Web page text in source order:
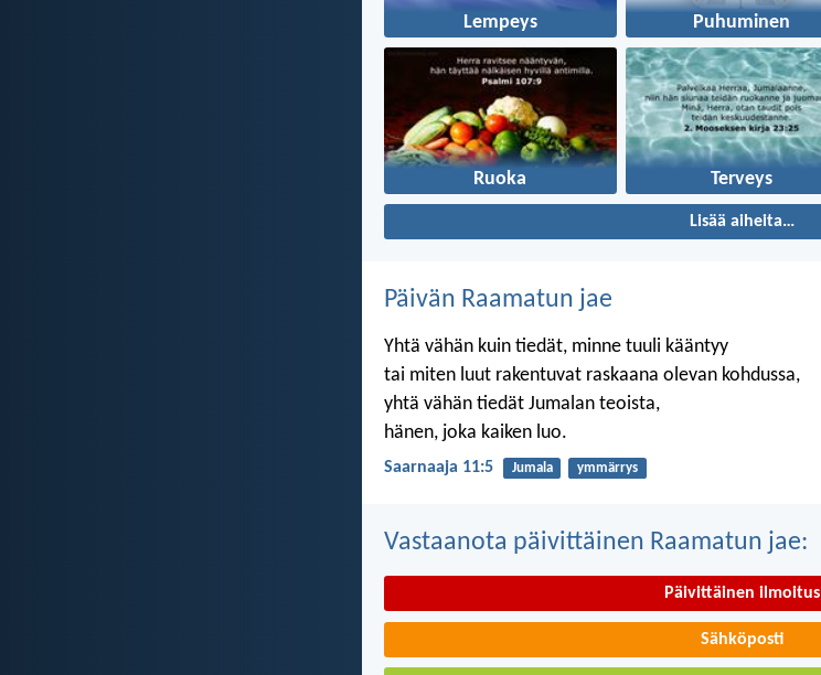
Lempeys Puhuminen
Ruoka Terveys
Lisää aiheita…
Päivän Raamatun jae
Yhtä vähän kuin tiedät, minne tuuli kääntyy
tai miten luut rakentuvat raskaana olevan kohdussa,
yhtä vähän tiedät Jumalan teoista,
hänen, joka kaiken luo.
Saarnaaja 11:5 Jumala ymmärrys
Vastaanota päivittäinen Raamatun jae:
Päivittäinen ilmoitus
Sähköposti